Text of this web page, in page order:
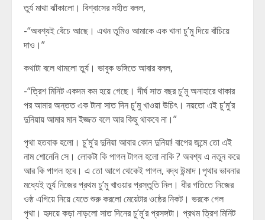
তুর্য মাথা ঝাঁকালো। বিশ্বাসের সহীত বলল,
-“অবশ্যই বেঁচে আছে। এখন তুমিও আমাকে এক খানা চু’মু দিয়ে বাঁচিয়ে
দাও।”
কথাটা বলে থামলো তুর্য। ভাবুক ভঙ্গিতে আবার বলল,
-“ত্রিশ মিনিট একদম কম হয়ে গেছে। দীর্ঘ সাত বছর চু’মু অনাহারে থাকার
পর আমার অন্তত এক টানা সাত দিন চু’মু খাওয়া উচিৎ। নয়তো এই চু’মু’র
দুনিয়ায় আমার মান ইজ্জত বলে আর কিছু থাকবে না।”
পৃথা হতবাক হলো। চু’মু’র দুনিয়া আবার কোন দুনিয়া! বাপের জন্মে তো এই
নাম শোনেনি সে। লোকটা কি পাগল টাগল হলো নাকি ? অবশ্য এ নতুন করে
আর কি পাগল হবে। এ তো আগে থেকেই পাগল, বদ্ধ উন্মাদ।পৃথার ভাবনার
মধ্যেই তুর্য নিজের প্রথম চু’মু খাওয়ার প্রস্তুতি নিল। ধীর গতিতে নিজের
ওষ্ঠ এগিয়ে নিয়ে যেতে শুরু করলো মেয়েটার ওষ্ঠের নিকট। ভরকে গেল
পৃথা। হৃদয়ে কড়া নাড়লো সাত দিনের চু’মু’র প্রসঙ্গটা। প্রথম ত্রিশ মিনিট